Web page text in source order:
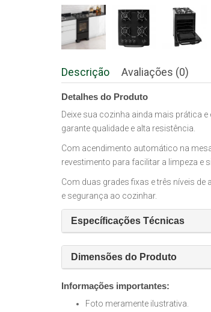
Descrição Avaliações (0)
Detalhes do Produto
Deixe sua cozinha ainda mais prática
garante qualidade e alta resistência.
Com acendimento automático na
revestimento para facilitar a limpeza e
Com duas grades fixas e três níveis
e segurança ao cozinhar.
Específicações Técnicas
Dimensões do Produto
Informações importantes:
Foto meramente ilustrativa.